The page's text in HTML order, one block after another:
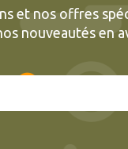
et nos offres
nouveautés en